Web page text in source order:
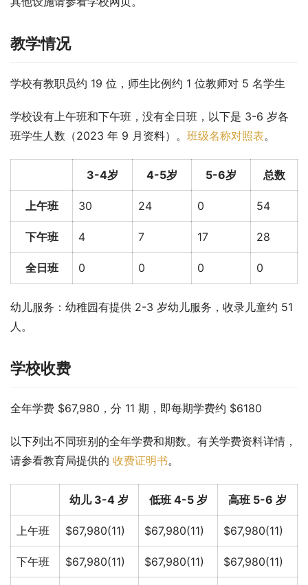
教学情况
学校有教职员约 19 位，师生比例约 1 位教师对 5 名学生
学校设有上午班和下午班，没有全日班，以下是 3-6 岁各
班学生人数（2023 年 9 月资料）。 班级名称对照表。
3-4岁 4-5岁 5-6岁 总数
上午班 30 24 0 54
下午班 4 7 17 28
全日班 0 0 0 0
幼儿服务：幼稚园有提供 2-3 岁幼儿服务，收录儿童约 51
人。
学校收费
全年学费 $67,980，分 11 期，即每期学费约 $6180
以下列出不同班别的全年学费和期数。有关学费资料详情，
请参看教育局提供的 收费证明书。
幼儿 3-4 岁 低班 4-5 岁 高班 5-6 岁
上午班 $67,980(11) $67,980(11) $67,980(11)
下午班 $67,980(11) $67,980(11) $67,980(11)